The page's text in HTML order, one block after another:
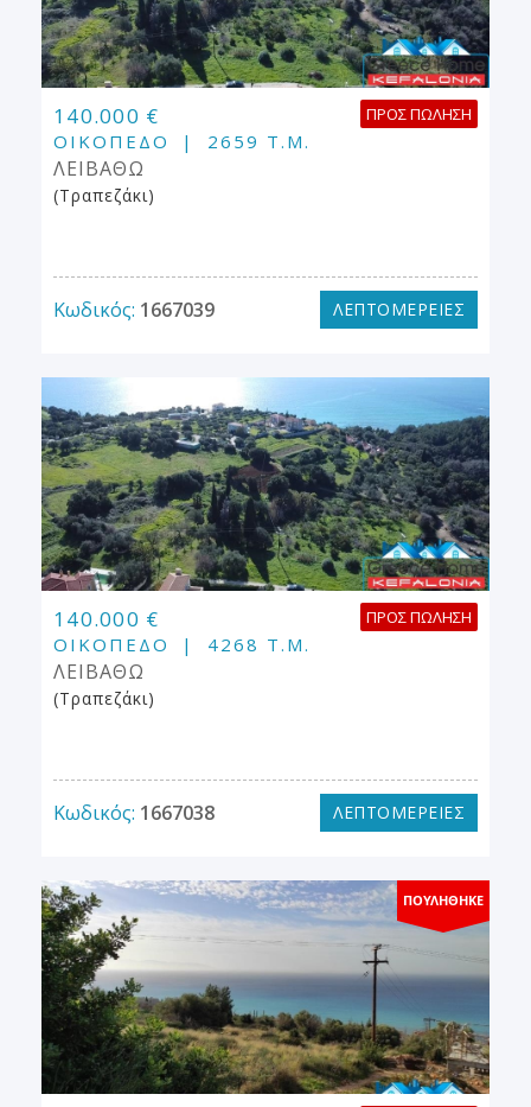
140.000 € ΠΡΟΣ ΠΏΛΗΣΗ
ΟΙΚΌΠΕΔΟ 2659 Τ.Μ.
ΛΕΙΒΑΘΩ
(Τραπεζάκι)
Κωδικός: 1667039 ΛΕΠΤΟΜΕΡΕΙΕΣ
140.000 € ΠΡΟΣ ΠΏΛΗΣΗ
ΟΙΚΌΠΕΔΟ 4268 Τ.Μ.
ΛΕΙΒΑΘΩ
(Τραπεζάκι)
Κωδικός: 1667038 ΛΕΠΤΟΜΕΡΕΙΕΣ
ΠΟΥΛΉΘΗΚΕ